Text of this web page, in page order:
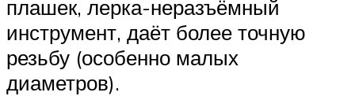
плашек, лерка-неразъёмный
инструмент, даёт более точную
резьбу (особенно малых
диаметров).